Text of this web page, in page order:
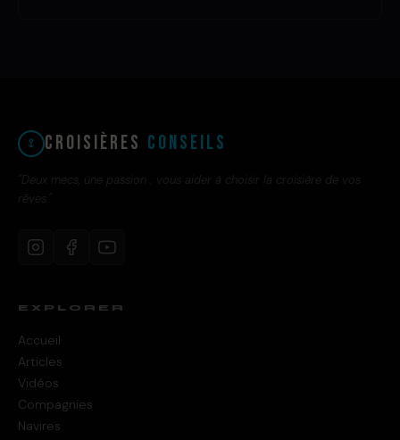
Croisières Conseils
"Deux mecs, une passion : vous aider à choisir la croisière de vos
rêves."
EXPLORER
Accueil
Articles
Vidéos
Compagnies
Navires